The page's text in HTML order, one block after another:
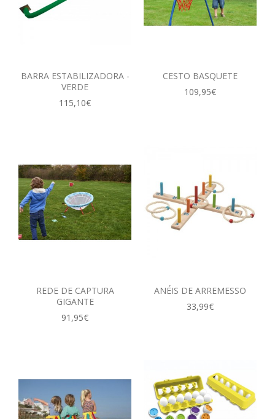
BARRA ESTABILIZADORA -
VERDE
115,10€
CESTO BASQUETE
109,95€
REDE DE CAPTURA
GIGANTE
91,95€
ANÉIS DE ARREMESSO
33,99€